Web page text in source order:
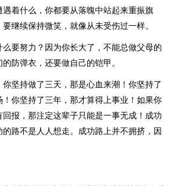
遇着什么，你都要从落魄中站起来重振旗
继续保持微笑，就像从未受伤过一样。
要努力？因为你长大了，不能总做父母的
防弹衣，还要做自己的铠甲。
你坚持做了三天，那是心血来潮！你坚持了
你坚持了三年，那才算得上事业！如果你
报，那注定这辈子只能是一事无成！成功
路不是人人想走。成功路上并不拥挤，因